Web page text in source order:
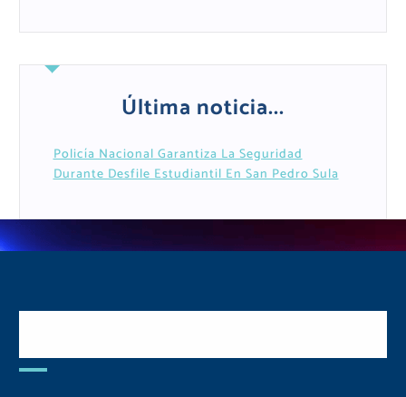
Última noticia...
Policía Nacional Garantiza La Seguridad
Durante Desfile Estudiantil En San Pedro Sula